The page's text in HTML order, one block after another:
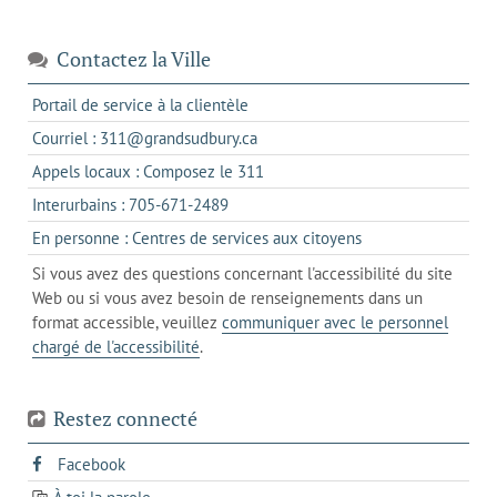
Contactez la Ville
Portail de service à la clientèle
dans
un
nouvel
Courriel : 311@grandsudbury.cas'ouvre
dans
votre
de
messagerie
Appels locaux : Composez le 311
dans
un
client
de
votre
téléphone
Interurbains : 705-671-2489s'ouvre
dans
un
client
de
votre
En personne : Centres de services aux citoyenss'ouvre
dans
l'onglet
actuel
Si vous avez des questions concernant l'accessibilité du site
Web ou si vous avez besoin de renseignements dans un
format accessible, veuillez communiquer avec le personnel
chargé de l'accessibilité.
Restez connecté
Facebooks'ouvre
dans